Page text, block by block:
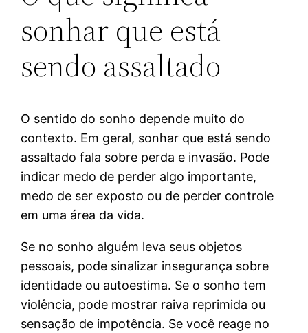
sonhar que está
sendo assaltado
O sentido do sonho depende muito do
contexto. Em geral, sonhar que está sendo
assaltado fala sobre perda e invasão. Pode
indicar medo de perder algo importante,
medo de ser exposto ou de perder controle
em uma área da vida.
Se no sonho alguém leva seus objetos
pessoais, pode sinalizar insegurança sobre
identidade ou autoestima. Se o sonho tem
violência, pode mostrar raiva reprimida ou
sensação de impotência. Se você reage no